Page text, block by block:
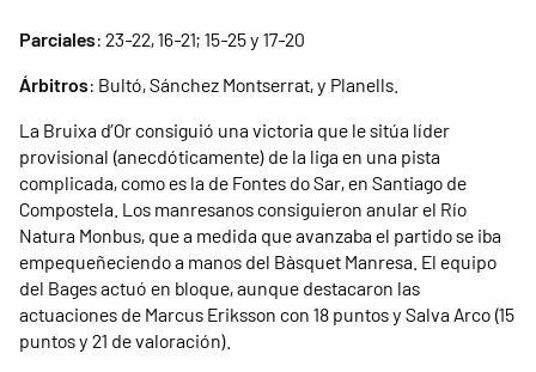
Parciales: 23-22, 16-21; 15-25 y 17-20
Árbitros: Bultó, Sánchez Montserrat, y Planells.
La Bruixa d’Or consiguió una victoria que le sitúa líder
provisional (anecdóticamente) de la liga en una pista
complicada, como es la de Fontes do Sar, en Santiago de
Compostela. Los manresanos consiguieron anular el Río
Natura Monbus, que a medida que avanzaba el partido se iba
empequeñeciendo a manos del Bàsquet Manresa. El equipo
del Bages actuó en bloque, aunque destacaron las
actuaciones de Marcus Eriksson con 18 puntos y Salva Arco (15
puntos y 21 de valoración).